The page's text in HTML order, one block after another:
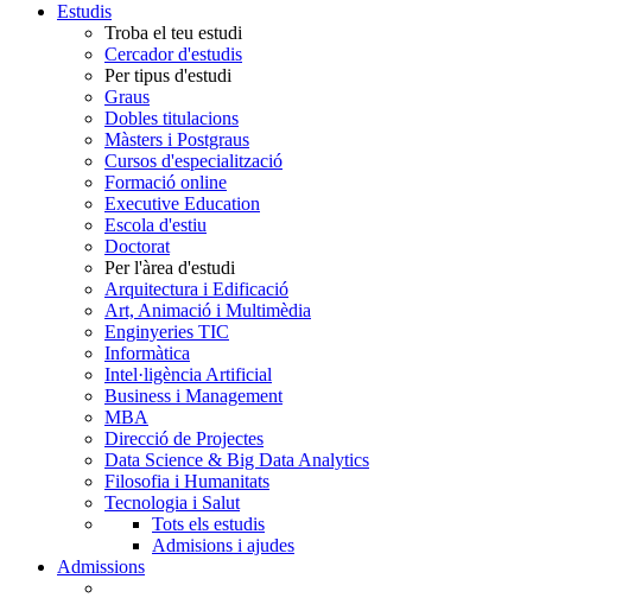
Estudis
Troba el teu estudi
Cercador d'estudis
Per tipus d'estudi
Graus
Dobles titulacions
Màsters i Postgraus
Cursos d'especialització
Formació online
Executive Education
Escola d'estiu
Doctorat
Per l'àrea d'estudi
Arquitectura i Edificació
Art, Animació i Multimèdia
Enginyeries TIC
Informàtica
Intel·ligència Artificial
Business i Management
MBA
Direcció de Projectes
Data Science & Big Data Analytics
Filosofia i Humanitats
Tecnologia i Salut
Tots els estudis
Admisions i ajudes
Admissions